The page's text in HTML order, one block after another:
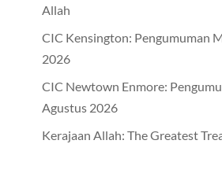
Allah
CIC Kensington: Pengumuman
2026
CIC Newtown Enmore:
Agustus 2026
Kerajaan Allah: The Greatest